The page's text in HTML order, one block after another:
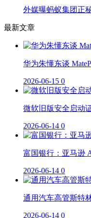
外媒曝蚂蚁集团正
最新文章
华为朱懂东谈
2026-06-15 0
微软旧版安全启动
2026-06-14 0
富国银行：亚马逊
2026-06-14 0
通用汽车高管斯特
2026-06-14 0